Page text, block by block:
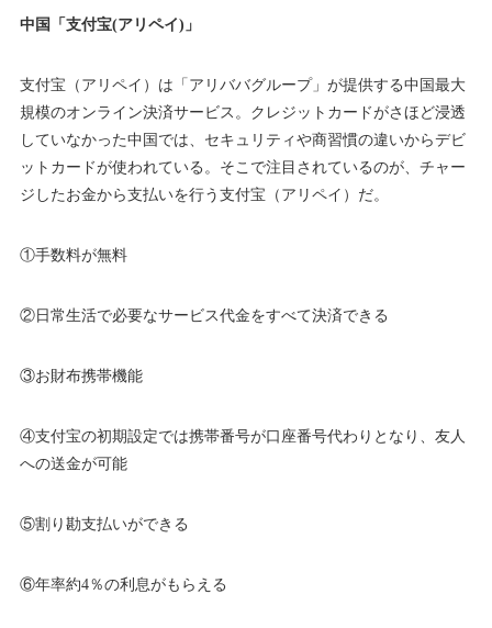
中国「支付宝(アリペイ)」
支付宝（アリペイ）は「アリババグループ」が提供する中国最大
規模のオンライン決済サービス。クレジットカードがさほど浸透
していなかった中国では、セキュリティや商習慣の違いからデビ
ットカードが使われている。そこで注目されているのが、チャー
ジしたお金から支払いを行う支付宝（アリペイ）だ。
①手数料が無料
②日常生活で必要なサービス代金をすべて決済できる
③お財布携帯機能
④支付宝の初期設定では携帯番号が口座番号代わりとなり、友人
への送金が可能
⑤割り勘支払いができる
⑥年率約4％の利息がもらえる